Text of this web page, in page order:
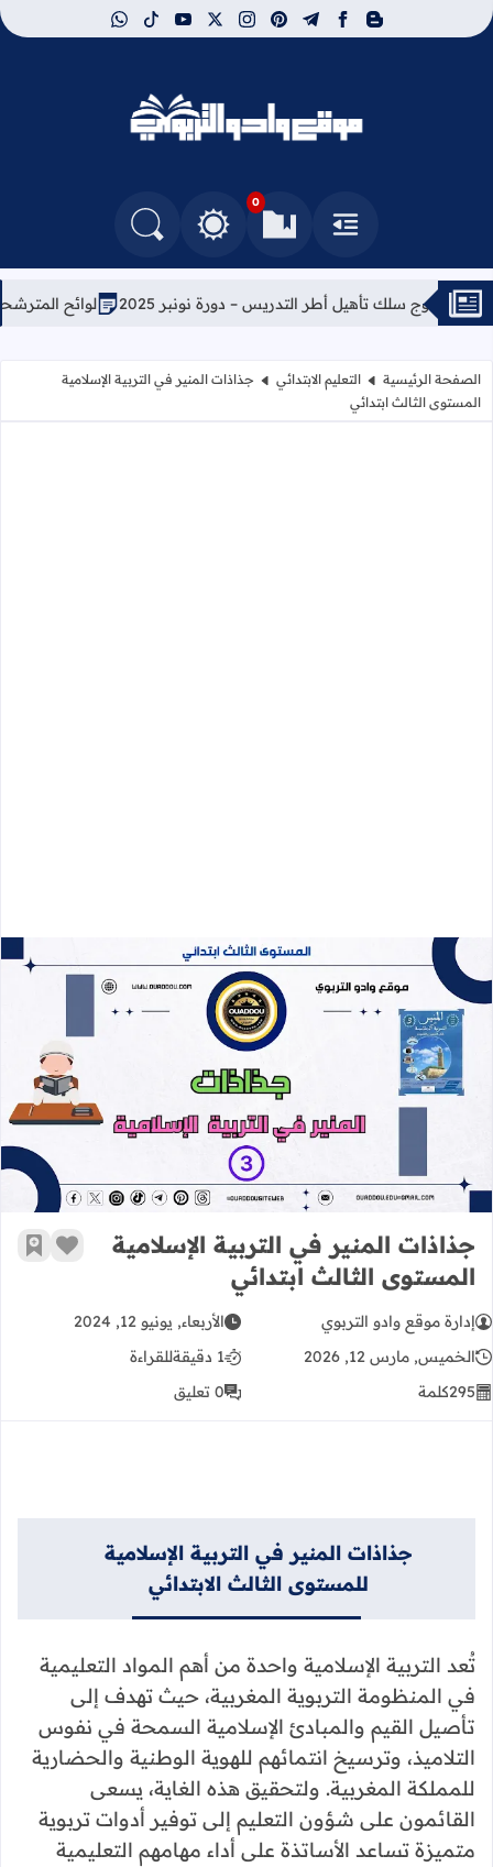
blogger
facebook
telegram
pinterest
instagram
x
youtube
tiktok
whatsapp
موقع وادو التربوي
القائمة
0
العلامات المرجعيةالتغيير بين الوضع النهاري والداكن
البحث في المدونة
تأهيل أطر التدريس – دورة نونبر 2025 لوائح المترشحات والمترشحين
الصفحة الرئيسية التعليم الابتدائي
جذاذات المنير في التربية الإسلامية
المستوى الثالث ابتدائي
جذاذات المنير في التربية الإسلامية
جذاذات المنير في التربية الإسلامية
المستوى الثالث ابتدائي
زر أضف
إدارة موقع وادو التربوي
الأربعاء, يونيو 12, 2024
الخميس, مارس 12, 2026
1 دقيقة
للقراءة
295كلمة 0 تعليق
جذاذات المنير في التربية الإسلامية
للمستوى الثالث الابتدائي
تُعد التربية الإسلامية واحدة من أهم المواد التعليمية
في المنظومة التربوية المغربية، حيث تهدف إلى
تأصيل القيم والمبادئ الإسلامية السمحة في نفوس
التلاميذ، وترسيخ انتمائهم للهوية الوطنية والحضارية
للمملكة المغربية. ولتحقيق هذه الغاية، يسعى
القائمون على شؤون التعليم إلى توفير أدوات تربوية
متميزة تساعد الأساتذة على أداء مهامهم التعليمية